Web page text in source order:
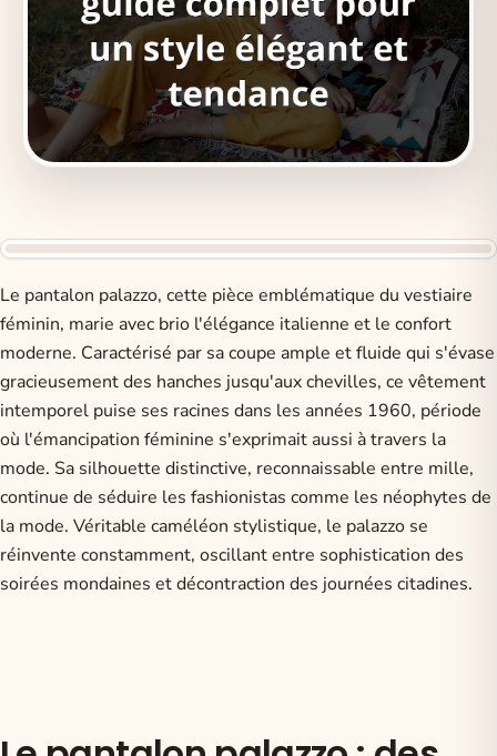
Le pantalon palazzo, cette pièce emblématique du vestiaire
féminin, marie avec brio l'élégance italienne et le confort
moderne. Caractérisé par sa coupe ample et fluide qui s'évase
gracieusement des hanches jusqu'aux chevilles, ce vêtement
intemporel puise ses racines dans les années 1960, période
où l'émancipation féminine s'exprimait aussi à travers la
mode. Sa silhouette distinctive, reconnaissable entre mille,
continue de séduire les fashionistas comme les néophytes de
la mode. Véritable caméléon stylistique, le palazzo se
réinvente constamment, oscillant entre sophistication des
soirées mondaines et décontraction des journées citadines.